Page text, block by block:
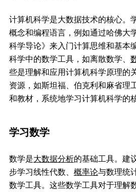
计算机科学是大数据技术的核心。
概念和编程语言，例如通过哈佛大
科学导论》来入门计算思维和基本
科学中的数学工具，如离散数学、
些是理解和应用计算机科学原理的
资源，如斯坦福、伯克利和麻省理
和教材，系统地学习计算机科学的
学习数学
数学是大数据分析的基础工具。建
步学习线性代数、 概率论与数理统
数学工具。这些数学工具对于理解